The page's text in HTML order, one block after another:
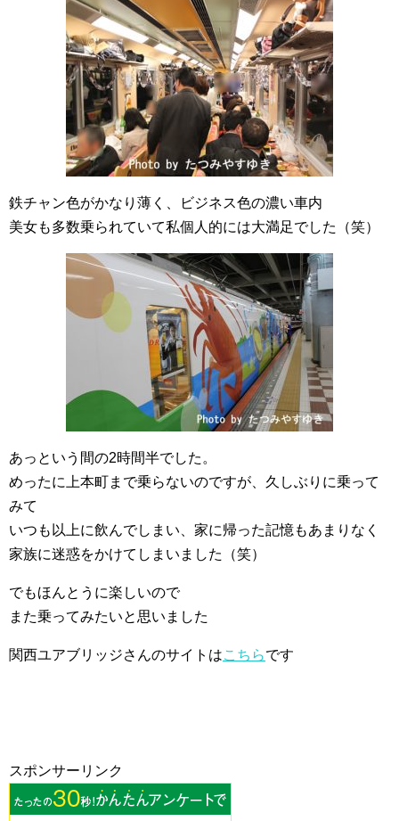
鉄チャン色がかなり薄く、ビジネス色の濃い車内
美女も多数乗られていて私個人的には大満足でした（笑）
あっという間の2時間半でした。
めったに上本町まで乗らないのですが、久しぶりに乗って
みて
いつも以上に飲んでしまい、家に帰った記憶もあまりなく
家族に迷惑をかけてしまいました（笑）
でもほんとうに楽しいので
また乗ってみたいと思いました
関西ユアブリッジさんのサイトはこちらです
スポンサーリンク